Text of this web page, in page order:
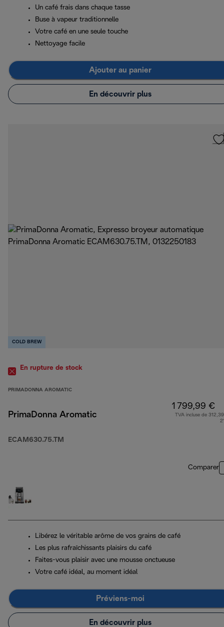
Un café frais dans chaque tasse
Buse à vapeur traditionnelle
Votre café en une seule touche
Nettoyage facile
Ajouter au panier
En découvrir plus
COLD BREW
En rupture de stock
PRIMADONNA AROMATIC
PrimaDonna Aromatic
ECAM630.75.TM
1 799,99 €
TVA incluse de
Comparer
Libérez le véritable arôme de vos grains de café
Les plus rafraîchissants plaisirs du café
Faites-vous plaisir avec une mousse onctueuse
Votre café idéal, au moment idéal
Préviens-moi
En découvrir plus